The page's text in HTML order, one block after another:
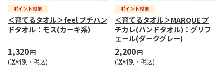
＜育てるタオル＞feel プチハン
ドタオル：モス(カーキ系)
1,320円
(送料別・税込)
＜育てるタオル＞MARQUE プ
チカレ(ハンドタオル)：グリフ
ェール(ダークグレー)
2,200円
(送料別・税込)